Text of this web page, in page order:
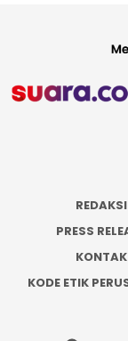
REDAKSI
PRESS
KONTAK
KODE ETIK